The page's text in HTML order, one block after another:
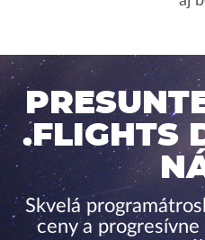
.FLIGHTS
Skvelá
ceny a